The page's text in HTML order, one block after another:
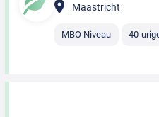
Maastricht
MBO Niveau 40-